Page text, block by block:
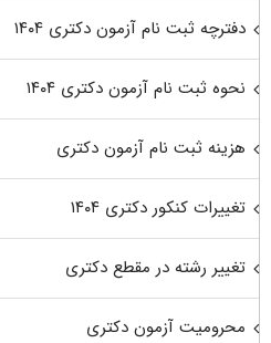
دفترچه ثبت نام آزمون دکتری ۱۴۰۴
نحوه ثبت نام آزمون دکتری ۱۴۰۴
هزینه ثبت نام آزمون دکتری
تغییرات کنکور دکتری ۱۴۰۴
تغییر رشته در مقطع دکتری
محرومیت آزمون دکتری